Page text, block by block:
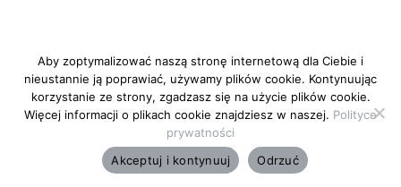
Aby zoptymalizować naszą stronę internetową dla Ciebie i
nieustannie ją poprawiać, używamy plików cookie. Kontynuując
korzystanie ze strony, zgadzasz się na użycie plików cookie.
Więcej informacji o plikach cookie znajdziesz w naszej. Polityce
prywatności
Akceptuj i kontynuuj
Odrzuć